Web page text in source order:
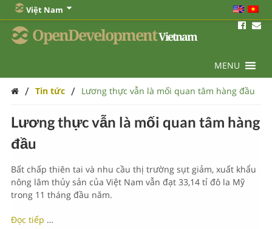
Việt Nam
OpenDevelopmentVietnam
MENU
/ Tin tức / Lương thực vẫn là mối quan tâm hàng đầu
Lương thực vẫn là mối quan tâm hàng
đầu
Bất chấp thiên tai và nhu cầu thị trường sụt giảm, xuất khẩu
nông lâm thủy sản của Việt Nam vẫn đạt 33,14 tỉ đô la Mỹ
trong 11 tháng đầu năm.
Đọc tiếp …